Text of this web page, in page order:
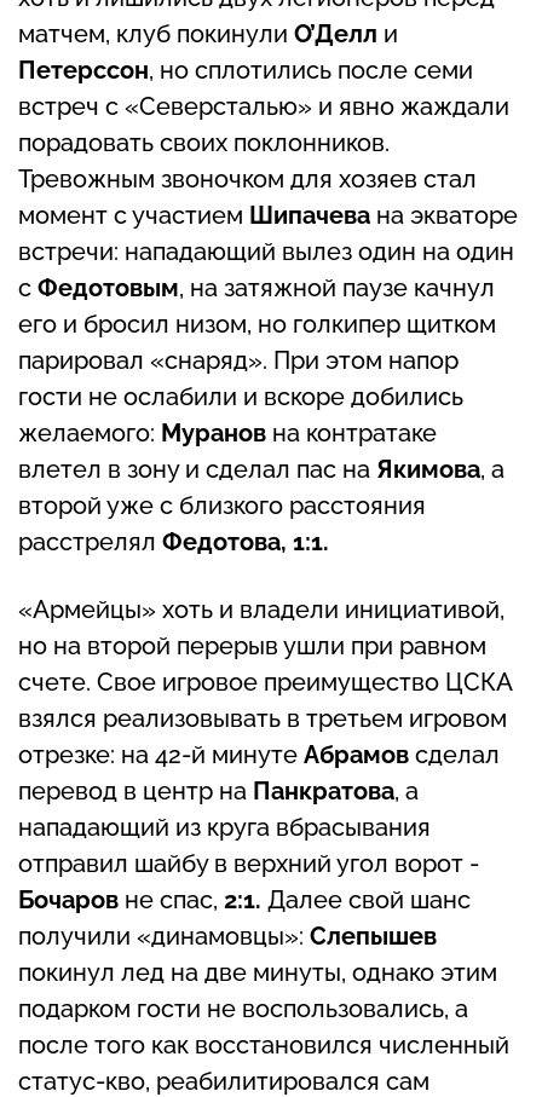
матчем, клуб покинули О’Делл и
Петерссон, но сплотились после семи
встреч с «Северсталью» и явно жаждали
порадовать своих поклонников.
Тревожным звоночком для хозяев стал
момент с участием Шипачева на экваторе
встречи: нападающий вылез один на один
с Федотовым, на затяжной паузе качнул
его и бросил низом, но голкипер щитком
парировал «снаряд». При этом напор
гости не ослабили и вскоре добились
желаемого: Муранов на контратаке
влетел в зону и сделал пас на Якимова, а
второй уже с близкого расстояния
расстрелял Федотова, 1:1.
«Армейцы» хоть и владели инициативой,
но на второй перерыв ушли при равном
счете. Свое игровое преимущество ЦСКА
взялся реализовывать в третьем игровом
отрезке: на 42-й минуте Абрамов сделал
перевод в центр на Панкратова, а
нападающий из круга вбрасывания
отправил шайбу в верхний угол ворот -
Бочаров не спас, 2:1. Далее свой шанс
получили «динамовцы»: Слепышев
покинул лед на две минуты, однако этим
подарком гости не воспользовались, а
после того как восстановился численный
статус-кво, реабилитировался сам